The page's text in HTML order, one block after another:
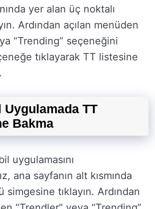
yer alan üç noktalı
Ardından açılan menüden
“Trending” seçeneğini
tıklayarak TT listesine
Uygulamada TT
Bakma
uygulamasını
ana sayfanın alt kısmında
simgesine tıklayın. Ardından